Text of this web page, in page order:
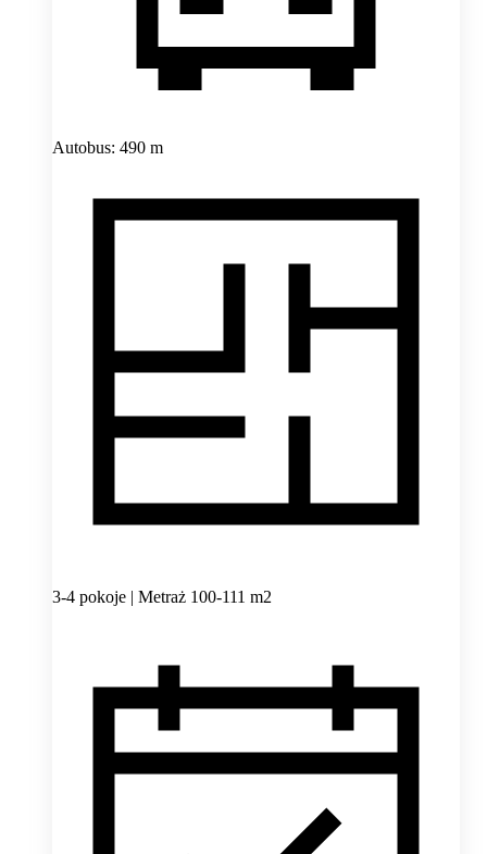
Autobus: 490 m
3-4 pokoje | Metraż 100-111 m2